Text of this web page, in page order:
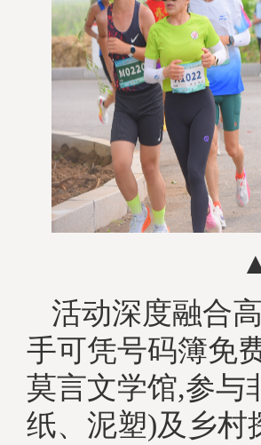
活动深度融合
手可凭号码簿免
莫言文学馆,参与
纸、泥塑)及乡村